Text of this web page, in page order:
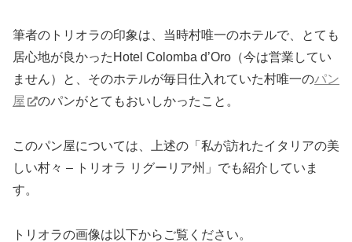
筆者のトリオラの印象は、当時村唯一のホテルで、とても
居心地が良かったHotel Colomba d’Oro（今は営業してい
ません）と、そのホテルが毎日仕入れていた村唯一のパン
屋
のパンがとてもおいしかったこと。
このパン屋については、上述の「私が訪れたイタリアの美
しい村々 – トリオラ リグーリア州」でも紹介していま
す。
トリオラの画像は以下からご覧ください。